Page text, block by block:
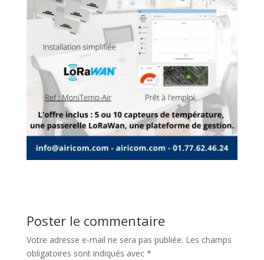
Poster le commentaire
Votre adresse e-mail ne sera pas publiée. Les champs
obligatoires sont indiqués avec *